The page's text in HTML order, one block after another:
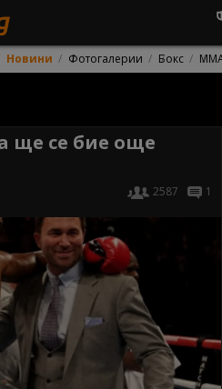
Новини Фотогалерии Бокс
ще се бие още
2587 1